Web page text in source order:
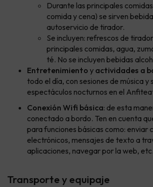
Durante las principales
comida y cena) se sirven
autoservicio de tirador.
Se incluyen: refrescos de
principales comidas, agua,
té. No se incluyen bebidas
Entretenimiento y actividades a
todo el día, con sesiones de música y
espectáculos nocturnos en el
Conexión Wifi básica: de esta
conectado a bordo. Ten en cuenta
para funciones básicas como: enviar
electrónicos, mensajes de texto a
aplicaciones, navegar por la web, etc.
Transporte y equipaje